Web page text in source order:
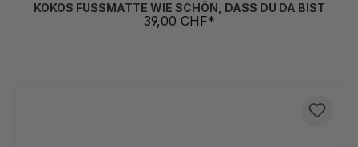
KOKOS FUSSMATTE WIE SCHÖN, DASS DU DA BIST
39,00 CHF*